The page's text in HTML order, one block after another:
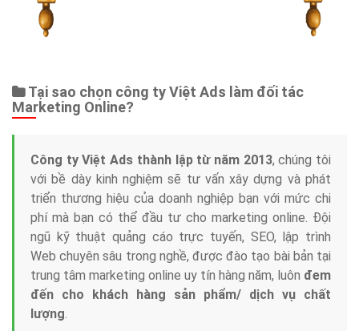
Tại sao chọn công ty Việt Ads làm đối tác
Marketing Online?
Công ty Việt Ads thành lập từ năm 2013, chúng tôi
với bề dày kinh nghiệm sẽ tư vấn xây dựng và phát
triển thương hiệu của doanh nghiệp bạn với mức chi
phí mà bạn có thể đầu tư cho marketing online. Đội
ngũ kỹ thuật quảng cáo trực tuyến, SEO, lập trình
Web chuyên sâu trong nghề, được đào tạo bài bản tại
trung tâm marketing online uy tín hàng năm, luôn đem
đến cho khách hàng sản phẩm/ dịch vụ chất
lượng.